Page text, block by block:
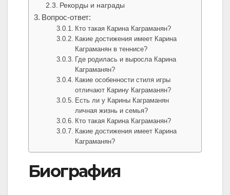
Рекорды и награды
Вопрос-ответ:
Кто такая Карина Каграманян?
Какие достижения имеет Карина
Каграманян в теннисе?
Где родилась и выросла Карина
Каграманян?
Какие особенности стиля игры
отличают Карину Каграманян?
Есть ли у Карины Каграманян
личная жизнь и семья?
Кто такая Карина Каграманян?
Какие достижения имеет Карина
Каграманян?
Биография